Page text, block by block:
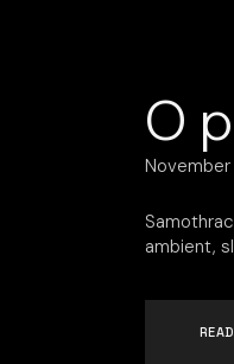
O
ambient,